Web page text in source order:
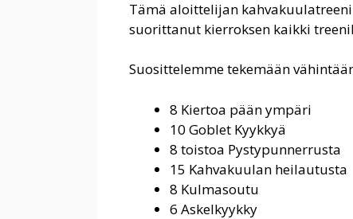
Tämä aloittelijan
suorittanut kierroksen kaikki
Suosittelemme tekemään
8 Kiertoa pään ympäri
10 Goblet Kyykkyä
8 toistoa Pystypunnerrusta
15 Kahvakuulan heilautusta
8 Kulmasoutu
6 Askelkyykky